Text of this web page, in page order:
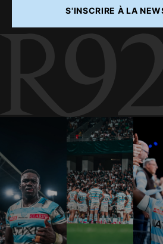
S'INSCRIRE À LA